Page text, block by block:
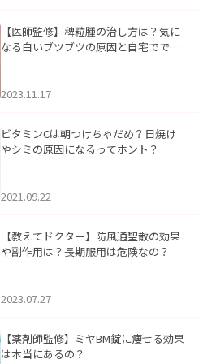
【医師監修】稗粒腫の治し方は？気に
なる白いブツブツの原因と自宅ででき
2023.11.17
ビタミンCは朝つけちゃだめ？日焼け
やシミの原因になるってホント？
2021.09.22
【教えてドクター】防風通聖散の効果
や副作用は？長期服用は危険なの？
2023.07.27
【薬剤師監修】ミヤBM錠に痩せる効果
は本当にあるの？